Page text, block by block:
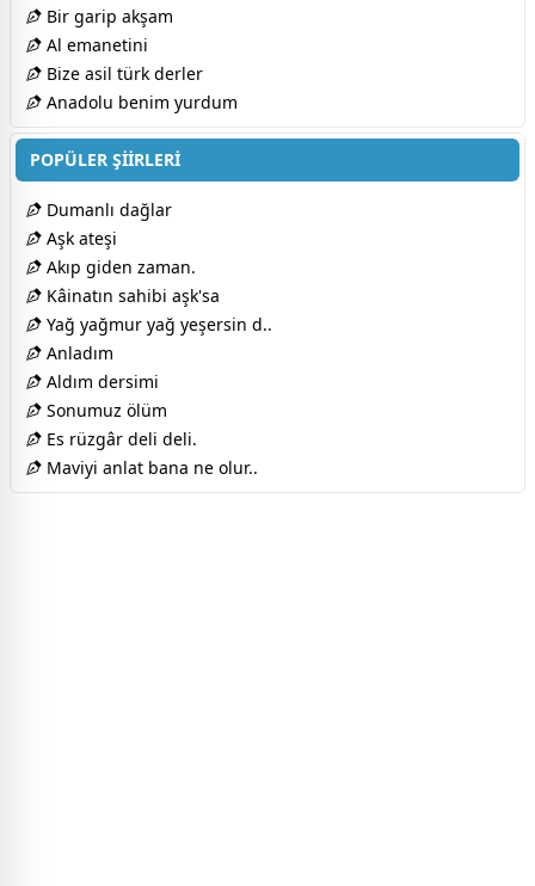
Bir garip akşam
Al emanetini
Bize asil türk derler
Anadolu benim yurdum
POPÜLER ŞİİRLERİ
Dumanlı dağlar
Aşk ateşi
Akıp giden zaman.
Kâinatın sahibi aşk'sa
Yağ yağmur yağ yeşersin d..
Anladım
Aldım dersimi
Sonumuz ölüm
Es rüzgâr deli deli.
Maviyi anlat bana ne olur..